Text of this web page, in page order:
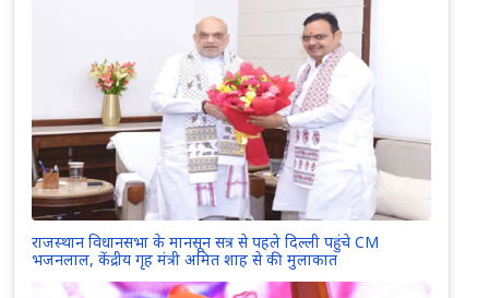
राजस्थान विधानसभा के मानसून सत्र से पहले दिल्ली पहुंचे CM
भजनलाल, केंद्रीय गृह मंत्री अमित शाह से की मुलाकात